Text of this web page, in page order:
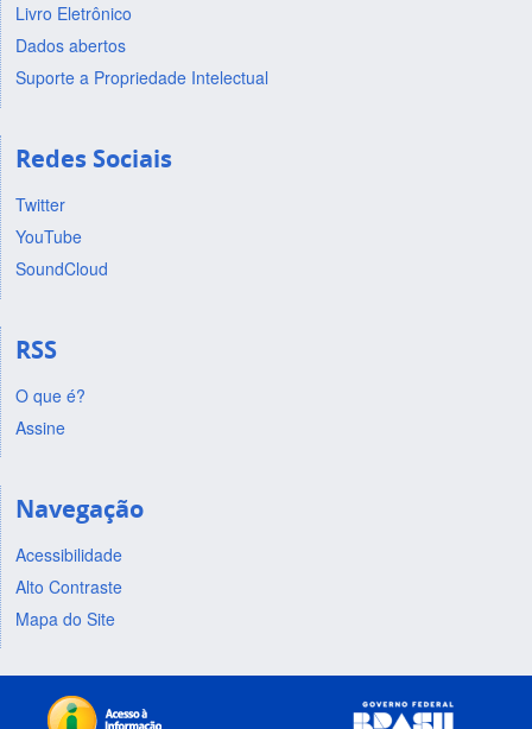
Livro Eletrônico
Dados abertos
Suporte a Propriedade Intelectual
Redes Sociais
Twitter
YouTube
SoundCloud
RSS
O que é?
Assine
Navegação
Acessibilidade
Alto Contraste
Mapa do Site